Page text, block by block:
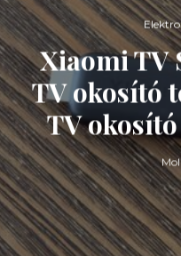
Xiaomi TV
TV okosító
TV